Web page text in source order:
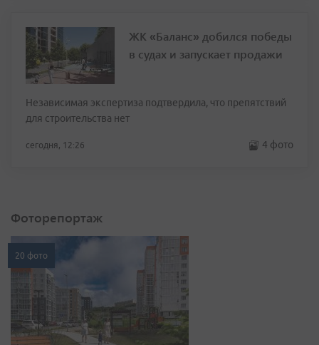
ЖК «Баланс» добился победы
в судах и запускает продажи
Независимая экспертиза подтвердила, что препятствий
для строительства нет
сегодня, 12:26 4 фото
Фоторепортаж
20 фото